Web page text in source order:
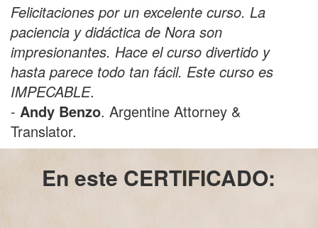
Felicitaciones por un excelente curso. La
paciencia y didáctica de Nora son
impresionantes. Hace el curso divertido y
hasta parece todo tan fácil. Este curso es
IMPECABLE.
- Andy Benzo. Argentine Attorney &
Translator.
En este CERTIFICADO: